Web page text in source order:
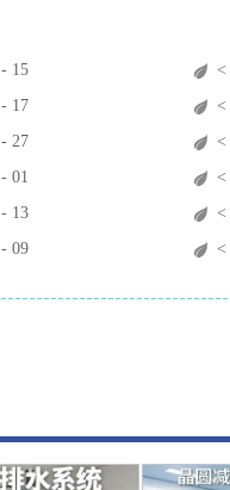
- 15 <
- 17 <
- 27 <
- 01 <
- 13 <
- 09 <